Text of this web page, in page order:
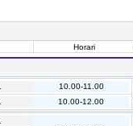
Horari
10.00-11.00
10.00-12.00